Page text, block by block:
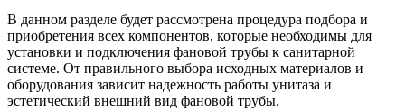
В данном разделе будет рассмотрена процедура подбора и
приобретения всех компонентов, которые необходимы для
установки и подключения фановой трубы к санитарной
системе. От правильного выбора исходных материалов и
оборудования зависит надежность работы унитаза и
эстетический внешний вид фановой трубы.